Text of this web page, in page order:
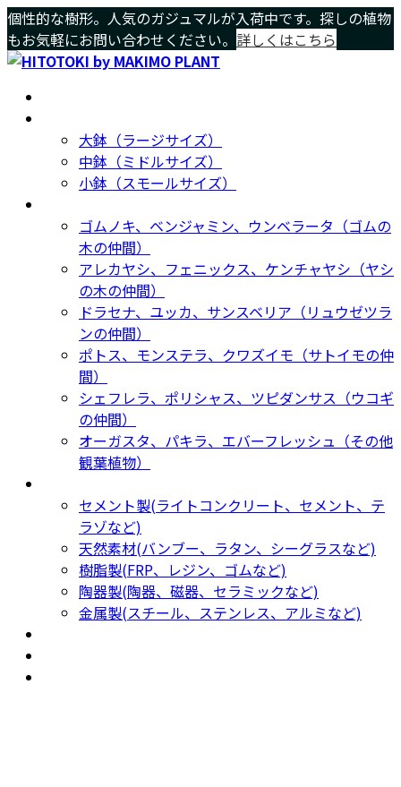
コ
ン
テ
ナ
ビ
ゲ
個性的な樹形。人気のガジュマルが入荷中です。探しの植物
もお気軽にお問い合わせください。 詳しくはこちら
大鉢（ラージサイズ）
中鉢（ミドルサイズ）
小鉢（スモールサイズ）
ゴムノキ、ベンジャミン、ウンベラータ（ゴムの
木の仲間）
アレカヤシ、フェニックス、ケンチャヤシ（ヤシ
の木の仲間）
ドラセナ、ユッカ、サンスベリア（リュウゼツラ
ンの仲間）
ポトス、モンステラ、クワズイモ（サトイモの仲
間）
シェフレラ、ポリシャス、ツピダンサス（ウコギ
の仲間）
オーガスタ、パキラ、エバーフレッシュ（その他
観葉植物）
セメント製(ライトコンクリート、セメント、テ
ラゾなど)
天然素材(バンブー、ラタン、シーグラスなど)
樹脂製(FRP、レジン、ゴムなど)
陶器製(陶器、磁器、セラミックなど)
金属製(スチール、ステンレス、アルミなど)